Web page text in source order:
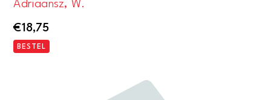
Adriaansz, W.
€18,75
BESTEL